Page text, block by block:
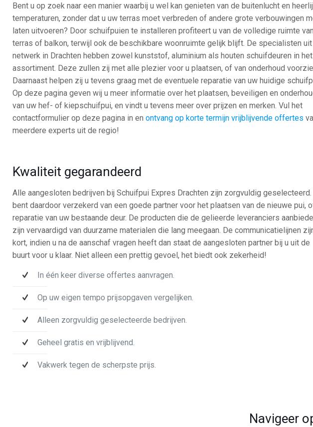
Bent u op zoek naar een manier waarbij u wel kan genieten van de buitenlucht en
temperaturen, zonder dat u uw terras moet verbreden of andere grote verbouwingen
laten uitvoeren? Door schuifpuien te installeren profiteert u van de volledige ruimte
terras of balkon, terwijl ook de beschikbare woonruimte gelijk blijft. De specialisten
netwerk in Drachten hebben zowel kunststof, aluminium als houten schuifdeuren in het
assortiment. Deze zullen zij met alle plezier voor u plaatsen, of van onderhoud
Daarnaast helpen zij u tevens graag met de eventuele reparatie van uw huidige
Op deze pagina geven wij u meer informatie over het plaatsen, beveiligen en
van uw hef- of kiepschuifpui, en vindt u tevens meer over prijzen en merken. Vul het
contactformulier op deze pagina in enontvang op korte termijn vrijblijvende offertes
meerdere experts uit de regio!
Kwaliteit gegarandeerd
Alle aangesloten bedrijven bij Schuifpui Expres Drachten zijn zorgvuldig geselecteerd.
bent daardoor verzekerd van een goede partner voor het plaatsen van de nieuwe pui,
reparatie van uw bestaande deur. De producten die de gelieerde leveranciers
zijn vervaardigd van duurzame materialen die lang meegaan. De communicatielijnen
kort, indien u na de aanschaf vragen heeft dan staat de aangesloten partner bij u uit de
buurt voor u klaar. Niet alleen een prettig gevoel, het biedt ook zekerheid!
In één keer diverse offertes aanvragen.
Op uw eigen tempo prijsopgaven vergelijken.
Alleen zorgvuldig geselecteerde bedrijven.
Geheel gratis en vrijblijvend.
Vakwerk tegen de scherpste prijs.
Navigeer